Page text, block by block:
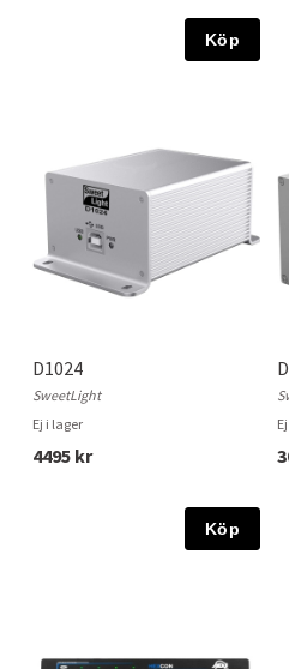
Köp
D1024
SweetLight
Ej i lager
4495 kr
Köp